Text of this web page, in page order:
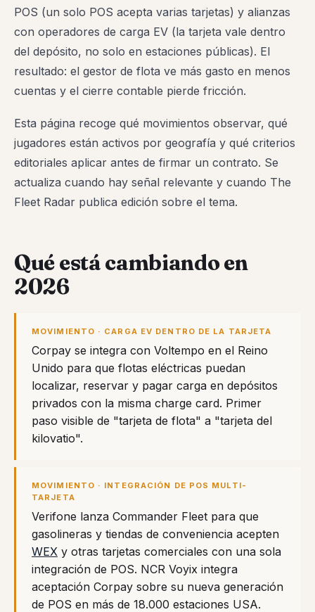
POS (un solo POS acepta varias tarjetas) y alianzas
con operadores de carga EV (la tarjeta vale dentro
del depósito, no solo en estaciones públicas). El
resultado: el gestor de flota ve más gasto en menos
cuentas y el cierre contable pierde fricción.
Esta página recoge qué movimientos observar, qué
jugadores están activos por geografía y qué criterios
editoriales aplicar antes de firmar un contrato. Se
actualiza cuando hay señal relevante y cuando The
Fleet Radar publica edición sobre el tema.
Qué está cambiando en
2026
MOVIMIENTO · CARGA EV DENTRO DE LA TARJETA
Corpay se integra con Voltempo en el Reino
Unido para que flotas eléctricas puedan
localizar, reservar y pagar carga en depósitos
privados con la misma charge card. Primer
paso visible de "tarjeta de flota" a "tarjeta del
kilovatio".
MOVIMIENTO · INTEGRACIÓN DE POS MULTI-
TARJETA
Verifone lanza Commander Fleet para que
gasolineras y tiendas de conveniencia acepten
WEX y otras tarjetas comerciales con una sola
integración de POS. NCR Voyix integra
aceptación Corpay sobre su nueva generación
de POS en más de 18.000 estaciones USA.